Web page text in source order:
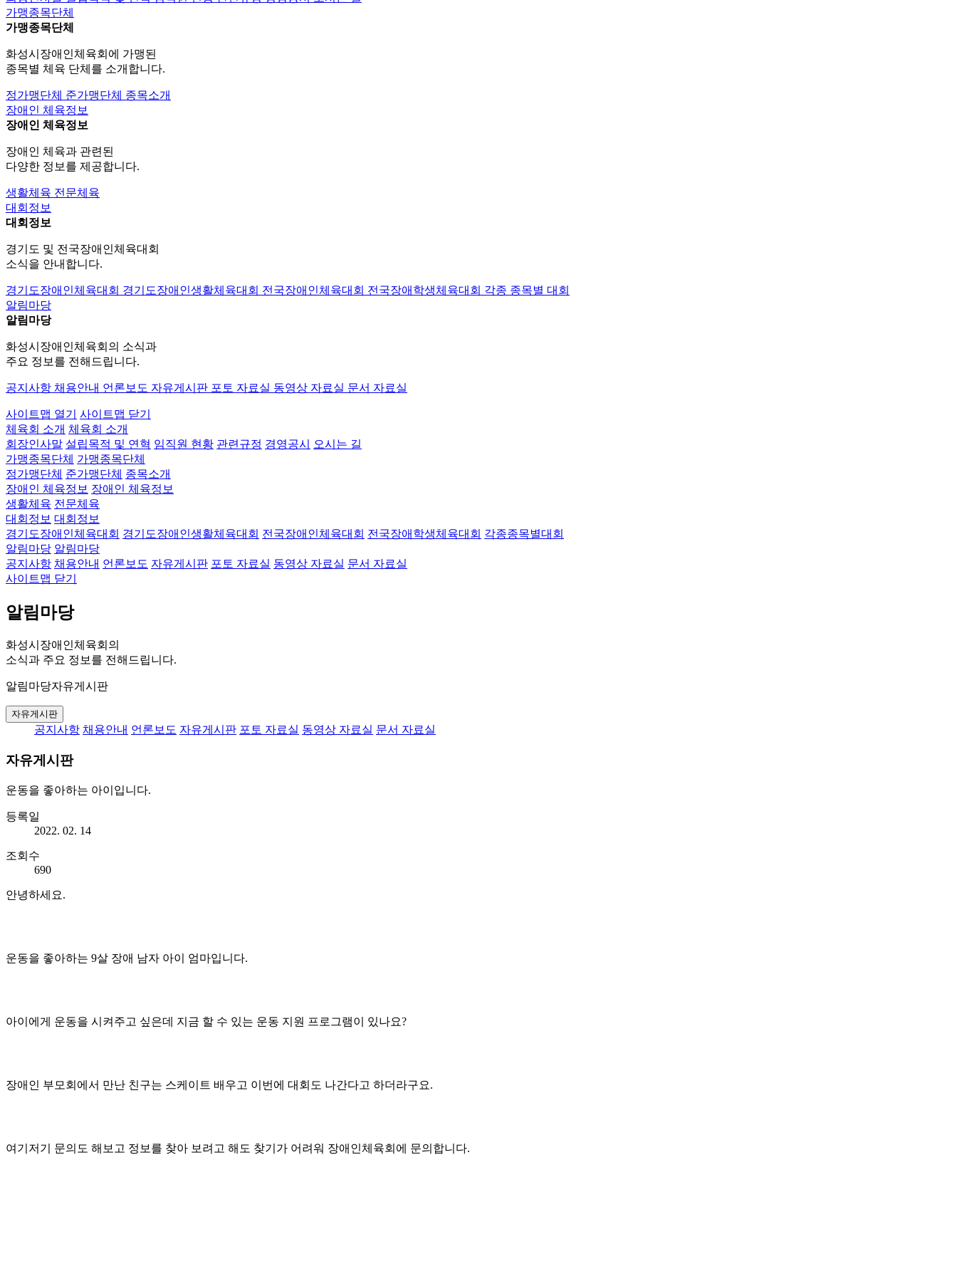
가맹종목단체
가맹종목단체
화성시장애인체육회에 가맹된
종목별 체육 단체를 소개합니다.
정가맹단체 준가맹단체 종목소개
장애인 체육정보
장애인 체육정보
장애인 체육과 관련된
다양한 정보를 제공합니다.
생활체육 전문체육
대회정보
대회정보
경기도 및 전국장애인체육대회
소식을 안내합니다.
경기도장애인체육대회 경기도장애인생활체육대회 전국장애인체육대회 전국장애학생체육대회 각종 종목별 대회
알림마당
알림마당
화성시장애인체육회의 소식과
주요 정보를 전해드립니다.
공지사항 채용안내 언론보도 자유게시판 포토 자료실 동영상 자료실 문서 자료실
사이트맵 열기
사이트맵 닫기
체육회 소개 체육회 소개
회장인사말 설립목적 및 연혁 임직원 현황 관련규정 경영공시
오시는 길
가맹종목단체 가맹종목단체
정가맹단체 준가맹단체 종목소개
장애인 체육정보 장애인 체육정보
생활체육 전문체육
대회정보 대회정보
경기도장애인체육대회 경기도장애인생활체육대회 전국장애인체육대회 전국장애학생체육대회 각종종목별대회
알림마당 알림마당
공지사항 채용안내 언론보도 자유게시판 포토 자료실 동영상 자료실 문서 자료실
사이트맵 닫기
알림마당
화성시장애인체육회의
소식과 주요 정보를 전해드립니다.
알림마당자유게시판
자유게시판
공지사항 채용안내 언론보도 자유게시판 포토 자료실 동영상 자료실 문서 자료실
자유게시판
운동을 좋아하는 아이입니다.
등록일
2022. 02. 14
조회수
690
안녕하세요.
운동을 좋아하는 9살 장애 남자 아이 엄마입니다.
아이에게 운동을 시켜주고 싶은데 지금 할 수 있는 운동 지원 프로그램이 있나요?
장애인 부모회에서 만난 친구는 스케이트 배우고 이번에 대회도 나간다고 하더라구요.
여기저기 문의도 해보고 정보를 찾아 보려고 해도 찾기가 어려워 장애인체육회에 문의합니다.